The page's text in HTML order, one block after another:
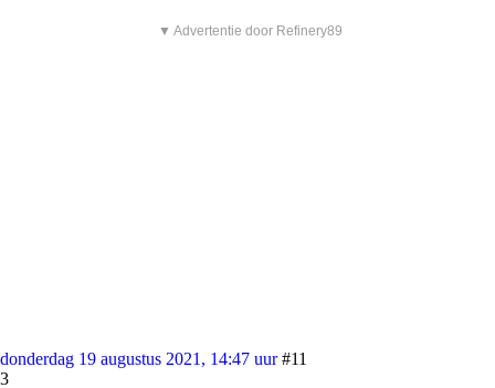
▼ Advertentie door Refinery89
donderdag 19 augustus 2021, 14:47 uur #11
3